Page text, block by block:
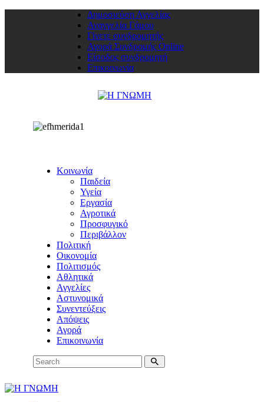
Δημοσιεύση Αγγελίας
Αναγγελία Γάμου
Γίνετε συνδρομητής
Αγορά Συνδρομής Online
Είσοδος συνδρομητή
Επικοινωνία
Κοινωνία
Παιδεία
Υγεία
Εργασία
Αγροτικά
Προσφυγικό
Περιβάλλον
Πολιτική
Οικονομία
Πολιτισμός
Αθλητικά
Αγγελίες
Αστυνομικά
Συνεντεύξεις
Απόψεις
Αγορά
Επικοινωνία